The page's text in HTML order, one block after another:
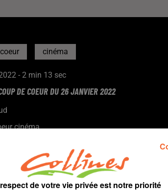
cinéma
- 2 min 13 sec
DE COEUR DU 26 JANVIER 2022
cinéma
au Fauteuil Rouge à Bressuire, vous propose
coeur.
de votre vie privée est notre priorité